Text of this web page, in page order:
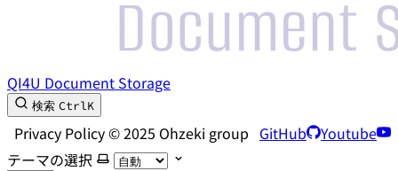
QI4U Document Storage
検索 CtrlK
Privacy Policy © 2025 Ohzeki group GitHub
Youtube
テーマの選択